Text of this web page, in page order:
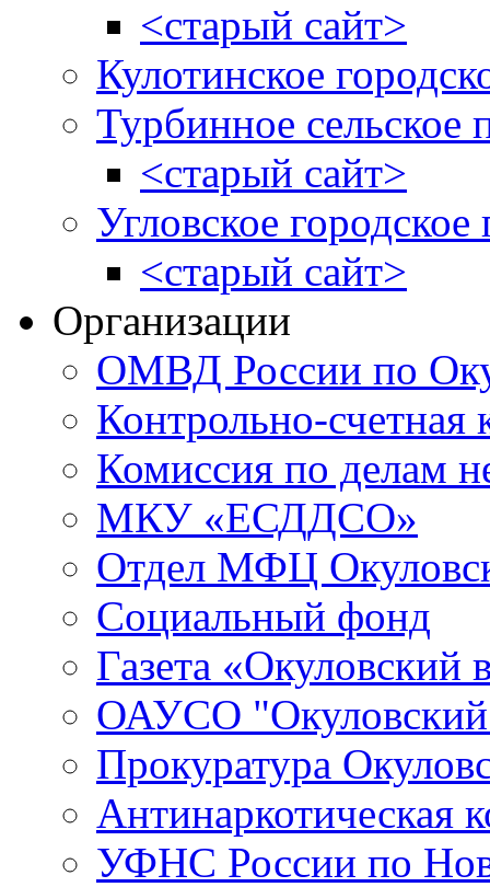
<старый сайт>
Кулотинское
Турбинное сельское
<старый сайт>
Угловское городское
<старый сайт>
Организации
ОМВД России по
Контрольно-счетная
Комиссия по делам
МКУ «ЕСДДСО»
Отдел МФЦ
Социальный фонд
Газета «Окуловский
ОАУСО
Прокуратура
Антинаркотическая
УФНС России по